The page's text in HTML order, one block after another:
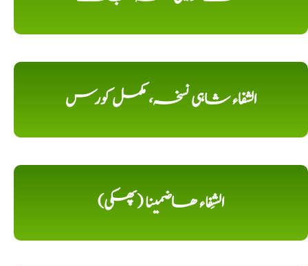
الشفاء شاہی نسخہ، مکمل کورس
الشِفاء ھاضمینا (پھکی)